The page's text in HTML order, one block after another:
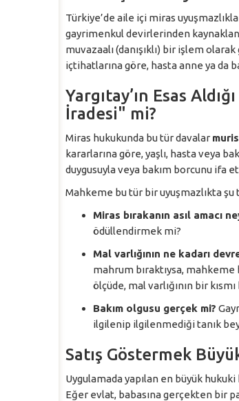
Türkiye’de aile içi miras
gayrimenkul devirlerinden
muvazaalı (danışıklı) bir işlem
içtihatlarına göre, hasta anne ya da
Yargıtay’ın Esas
İradesi" mi?
Miras hukukunda bu tür davalar
kararlarına göre, yaşlı, hasta veya
duygusuyla veya bakım borcunu ifa
Mahkeme bu tür bir uyuşmazlıkta şu
Miras bırakanın asıl amacı
ödüllendirmek mi?
Mal varlığının ne kadarı
mahrum bıraktıysa,
ölçüde, mal varlığının bir
Bakım olgusu gerçek mi?
ilgilenip ilgilenmediği tanık
Satış Göstermek
Uygulamada yapılan en büyük
Eğer evlat, babasına gerçekten bir